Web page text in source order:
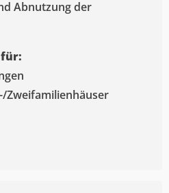
Abnutzung der
für:
Zweifamilienhäuser